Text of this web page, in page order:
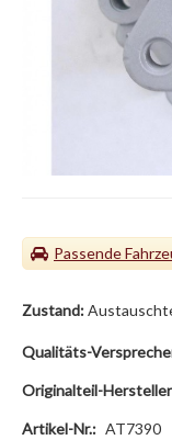
Passende
Zustand:
Qualitäts-
Originalteil-
Artikel-Nr.: AT7390